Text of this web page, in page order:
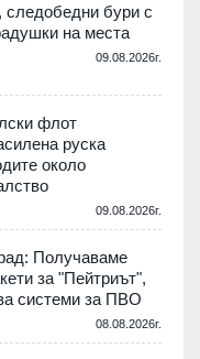
бури с
на места
09.08.2026г.
флот
руска
около
09.08.2026г.
Получаваме
за "Пейтриът",
системи за ПВО
08.08.2026г.